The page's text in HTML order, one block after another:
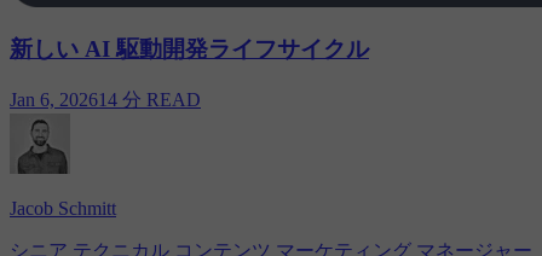
新しい AI 駆動開発ライフサイクル
Jan 6, 202614 分 READ
Jacob Schmitt
シニア テクニカル コンテンツ マーケティング マネージャー